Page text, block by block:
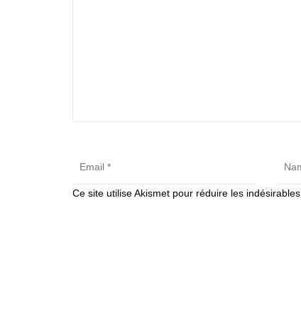
Ce site utilise Akismet pour réduire les indésirables.